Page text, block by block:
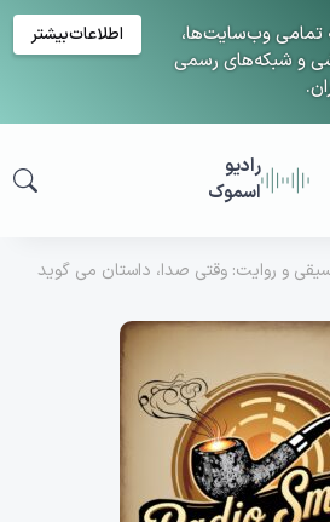
وب‌سایت‌ها،
و شبکه‌های رسمی
اطلاعات‌بیشتر
رادیو
اسموک
و روایت: وقتی صدا، داستان می گوید